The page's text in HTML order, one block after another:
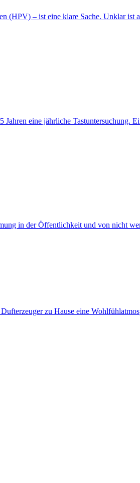
(HPV) ­– ist eine klare Sache. Unklar
eine jährliche Tastuntersuchung.
in der Öffentlichkeit und von nicht
zu Hause eine